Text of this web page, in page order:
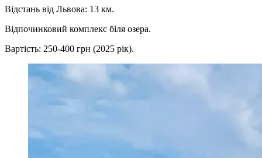
Відстань від Львова: 13 км.
Відпочинковий комплекс біля озера.
Вартість: 250-400 грн (2025 рік).